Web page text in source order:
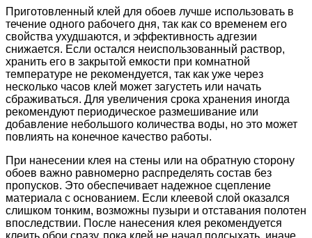
Приготовленный клей для обоев лучше использовать в
течение одного рабочего дня, так как со временем его
свойства ухудшаются, и эффективность адгезии
снижается. Если остался неиспользованный раствор,
хранить его в закрытой емкости при комнатной
температуре не рекомендуется, так как уже через
несколько часов клей может загустеть или начать
сбраживаться. Для увеличения срока хранения иногда
рекомендуют периодическое размешивание или
добавление небольшого количества воды, но это может
повлиять на конечное качество работы.
При нанесении клея на стены или на обратную сторону
обоев важно равномерно распределять состав без
пропусков. Это обеспечивает надежное сцепление
материала с основанием. Если клеевой слой оказался
слишком тонким, возможны пузыри и отставания полотен
впоследствии. После нанесения клея рекомендуется
клеить обои сразу, пока клей не начал подсыхать, иначе